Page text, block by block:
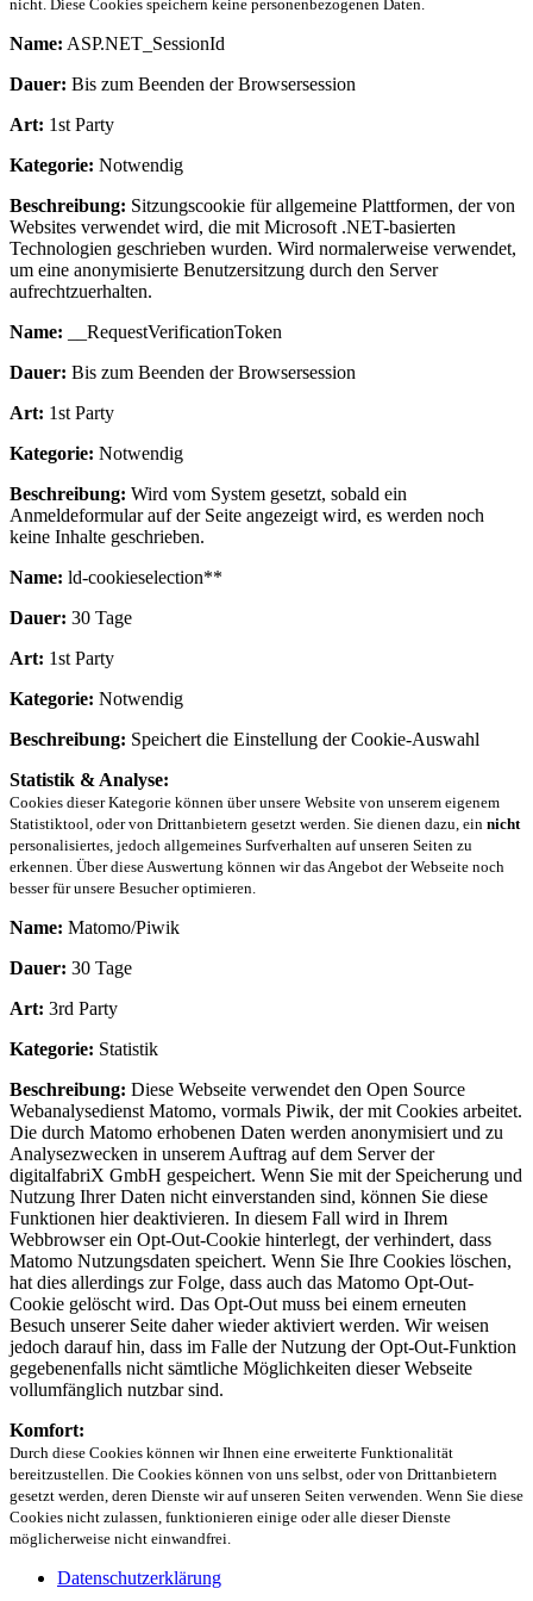
nicht. Diese Cookies speichern keine personenbezogenen Daten.
Name: ASP.NET_SessionId
Dauer: Bis zum Beenden der Browsersession
Art: 1st Party
Kategorie: Notwendig
Beschreibung: Sitzungscookie für allgemeine Plattformen, der von
Websites verwendet wird, die mit Microsoft .NET-basierten
Technologien geschrieben wurden. Wird normalerweise verwendet,
um eine anonymisierte Benutzersitzung durch den Server
aufrechtzuerhalten.
Name: __RequestVerificationToken
Dauer: Bis zum Beenden der Browsersession
Art: 1st Party
Kategorie: Notwendig
Beschreibung: Wird vom System gesetzt, sobald ein
Anmeldeformular auf der Seite angezeigt wird, es werden noch
keine Inhalte geschrieben.
Name: ld-cookieselection**
Dauer: 30 Tage
Art: 1st Party
Kategorie: Notwendig
Beschreibung: Speichert die Einstellung der Cookie-Auswahl
Statistik & Analyse:
Cookies dieser Kategorie können über unsere Website von unserem eigenem
Statistiktool, oder von Drittanbietern gesetzt werden. Sie dienen dazu, ein nicht
personalisiertes, jedoch allgemeines Surfverhalten auf unseren Seiten zu
erkennen. Über diese Auswertung können wir das Angebot der Webseite noch
besser für unsere Besucher optimieren.
Name: Matomo/Piwik
Dauer: 30 Tage
Art: 3rd Party
Kategorie: Statistik
Beschreibung: Diese Webseite verwendet den Open Source
Webanalysedienst Matomo, vormals Piwik, der mit Cookies arbeitet.
Die durch Matomo erhobenen Daten werden anonymisiert und zu
Analysezwecken in unserem Auftrag auf dem Server der
digitalfabriX GmbH gespeichert. Wenn Sie mit der Speicherung und
Nutzung Ihrer Daten nicht einverstanden sind, können Sie diese
Funktionen hier deaktivieren. In diesem Fall wird in Ihrem
Webbrowser ein Opt-Out-Cookie hinterlegt, der verhindert, dass
Matomo Nutzungsdaten speichert. Wenn Sie Ihre Cookies löschen,
hat dies allerdings zur Folge, dass auch das Matomo Opt-Out-
Cookie gelöscht wird. Das Opt-Out muss bei einem erneuten
Besuch unserer Seite daher wieder aktiviert werden. Wir weisen
jedoch darauf hin, dass im Falle der Nutzung der Opt-Out-Funktion
gegebenenfalls nicht sämtliche Möglichkeiten dieser Webseite
vollumfänglich nutzbar sind.
Komfort:
Durch diese Cookies können wir Ihnen eine erweiterte Funktionalität
bereitzustellen. Die Cookies können von uns selbst, oder von Drittanbietern
gesetzt werden, deren Dienste wir auf unseren Seiten verwenden. Wenn Sie diese
Cookies nicht zulassen, funktionieren einige oder alle dieser Dienste
möglicherweise nicht einwandfrei.
Datenschutzerklärung